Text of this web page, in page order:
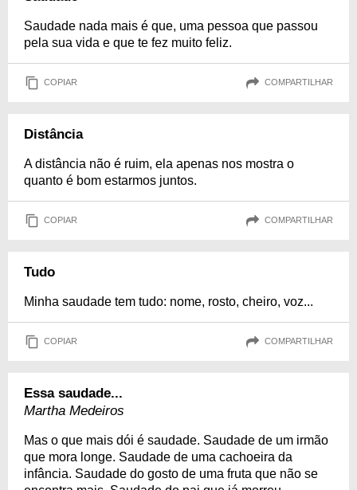
Saudade nada mais é que, uma pessoa que passou
pela sua vida e que te fez muito feliz.
COPIAR COMPARTILHAR
Distância
A distância não é ruim, ela apenas nos mostra o
quanto é bom estarmos juntos.
COPIAR COMPARTILHAR
Tudo
Minha saudade tem tudo: nome, rosto, cheiro, voz...
COPIAR COMPARTILHAR
Essa saudade...
Martha Medeiros
Mas o que mais dói é saudade. Saudade de um irmão
que mora longe. Saudade de uma cachoeira da
infância. Saudade do gosto de uma fruta que não se